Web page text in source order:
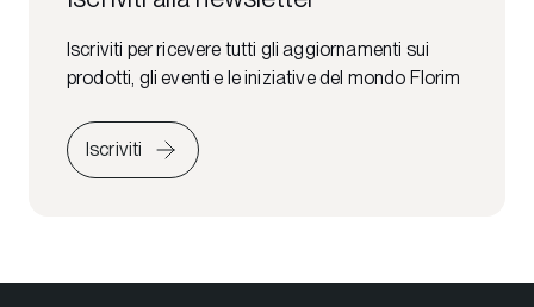
Iscriviti per ricevere tutti gli aggiornamenti sui
prodotti, gli eventi e le iniziative del mondo Florim
Iscriviti